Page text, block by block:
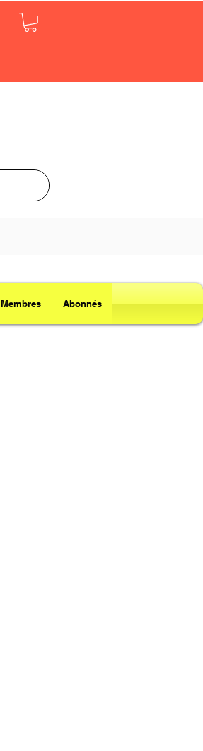
Membres Abonnés